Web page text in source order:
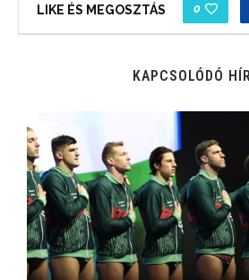
LIKE ÉS MEGOSZTÁS 0
KAPCSOLÓDÓ